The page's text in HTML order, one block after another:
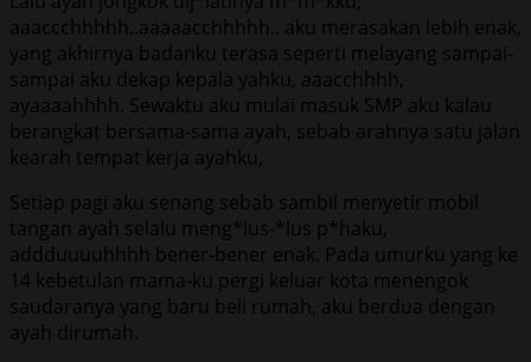
aaaccchhhhh..aaaaacchhhhh.. aku merasakan lebih enak,
yang akhirnya badanku terasa seperti melayang sampai-
sampai aku dekap kepala yahku, aaacchhhh,
ayaaaahhhh. Sewaktu aku mulai masuk SMP aku kalau
berangkat bersama-sama ayah, sebab arahnya satu jalan
kearah tempat kerja ayahku,
Setiap pagi aku senang sebab sambil menyetir mobil
tangan ayah selalu meng*lus-*lus p*haku,
addduuuuhhhh bener-bener enak. Pada umurku yang ke
14 kebetulan mama-ku pergi keluar kota menengok
saudaranya yang baru beli rumah, aku berdua dengan
ayah dirumah.